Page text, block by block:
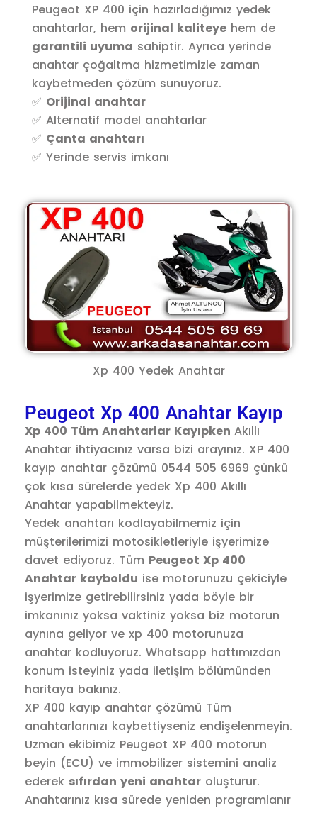
Peugeot XP 400 için hazırladığımız yedek
anahtarlar, hem orijinal kaliteye hem de
garantili uyuma sahiptir. Ayrıca yerinde
anahtar çoğaltma hizmetimizle zaman
kaybetmeden çözüm sunuyoruz.
✅ Orijinal anahtar
✅ Alternatif model anahtarlar
✅ Çanta anahtarı
✅ Yerinde servis imkanı
Xp 400 Yedek Anahtar
Peugeot Xp 400 Anahtar Kayıp
Xp 400 Tüm Anahtarlar Kayıpken Akıllı
Anahtar ihtiyacınız varsa bizi arayınız. XP 400
kayıp anahtar çözümü 0544 505 6969 çünkü
çok kısa sürelerde yedek Xp 400 Akıllı
Anahtar yapabilmekteyiz.
Yedek anahtarı kodlayabilmemiz için
müşterilerimizi motosikletleriyle işyerimize
davet ediyoruz. Tüm Peugeot Xp 400
Anahtar kayboldu ise motorunuzu çekiciyle
işyerimize getirebilirsiniz yada böyle bir
imkanınız yoksa vaktiniz yoksa biz motorun
aynına geliyor ve xp 400 motorunuza
anahtar kodluyoruz. Whatsapp hattımızdan
konum isteyiniz yada iletişim bölümünden
haritaya bakınız.
XP 400 kayıp anahtar çözümü Tüm
anahtarlarınızı kaybettiyseniz endişelenmeyin.
Uzman ekibimiz Peugeot XP 400 motorun
beyin (ECU) ve immobilizer sistemini analiz
ederek sıfırdan yeni anahtar oluşturur.
Anahtarınız kısa sürede yeniden programlanır